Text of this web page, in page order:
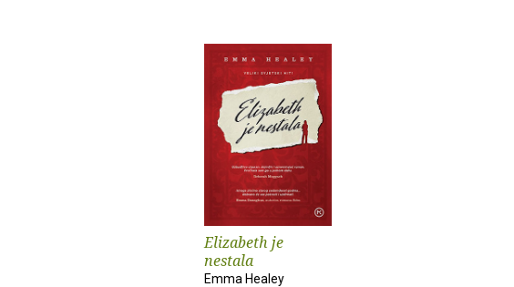
Elizabeth je
nestala
Emma Healey